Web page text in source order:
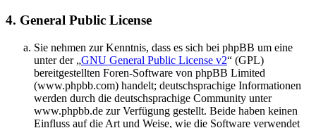
4. General Public License
Sie nehmen zur Kenntnis, dass es sich bei phpBB um eine
unter der „GNU General Public License v2“ (GPL)
bereitgestellten Foren-Software von phpBB Limited
(www.phpbb.com) handelt; deutschsprachige Informationen
werden durch die deutschsprachige Community unter
www.phpbb.de zur Verfügung gestellt. Beide haben keinen
Einfluss auf die Art und Weise, wie die Software verwendet